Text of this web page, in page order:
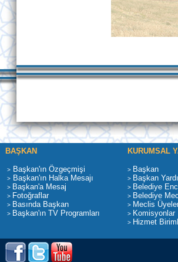
BAŞKAN KURUMSAL
> Başkan'ın Özgeçmişi
> Başkan'ın Halka Mesajı
> Başkan'a Mesaj
> Fotoğraflar
> Basında Başkan
> Başkan'ın TV Programları
> Başkan
> Başkan
> Belediye
> Belediye
> Meclis
> Komisyonlar
> Hizmet